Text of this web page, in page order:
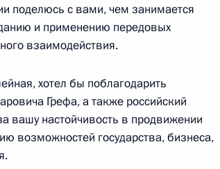
– членов ШОС
поделюсь с вами, чем занимается
и применению передовых
взаимодействия.
хотел бы поблагодарить
Грефа, а также российский
вашу настойчивость в продвижении
возможностей государства, бизнеса,